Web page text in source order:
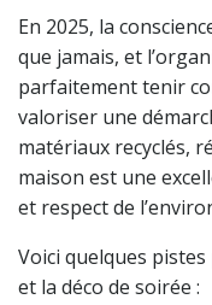
En 2025, la
que jamais, et
parfaitement tenir
valoriser une
matériaux recyclés,
maison est une
et respect de
Voici quelques
et la déco de soirée :